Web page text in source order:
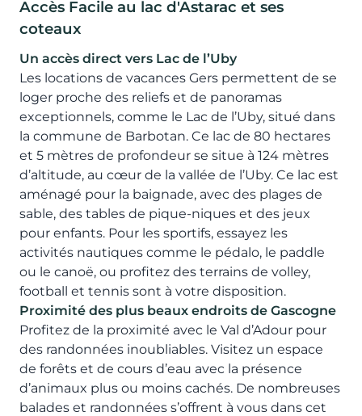
Accès Facile au lac d'Astarac et ses
coteaux
Un accès direct vers Lac de l’Uby
Les locations de vacances Gers permettent de se
loger proche des reliefs et de panoramas
exceptionnels, comme le Lac de l’Uby, situé dans
la commune de Barbotan. Ce lac de 80 hectares
et 5 mètres de profondeur se situe à 124 mètres
d’altitude, au cœur de la vallée de l’Uby. Ce lac est
aménagé pour la baignade, avec des plages de
sable, des tables de pique-niques et des jeux
pour enfants. Pour les sportifs, essayez les
activités nautiques comme le pédalo, le paddle
ou le canoë, ou profitez des terrains de volley,
football et tennis sont à votre disposition.
Proximité des plus beaux endroits de Gascogne
Profitez de la proximité avec le Val d’Adour pour
des randonnées inoubliables. Visitez un espace
de forêts et de cours d’eau avec la présence
d’animaux plus ou moins cachés. De nombreuses
balades et randonnées s’offrent à vous dans cet